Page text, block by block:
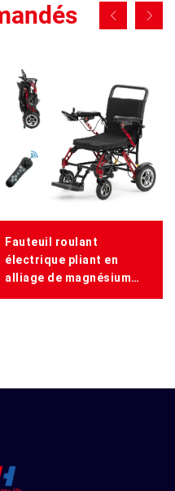
Fauteuil roulant
électrique pliant en
alliage de magnésium